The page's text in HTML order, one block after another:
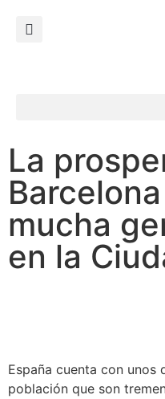
La
mucha
en la
España cuenta con unos
población que son